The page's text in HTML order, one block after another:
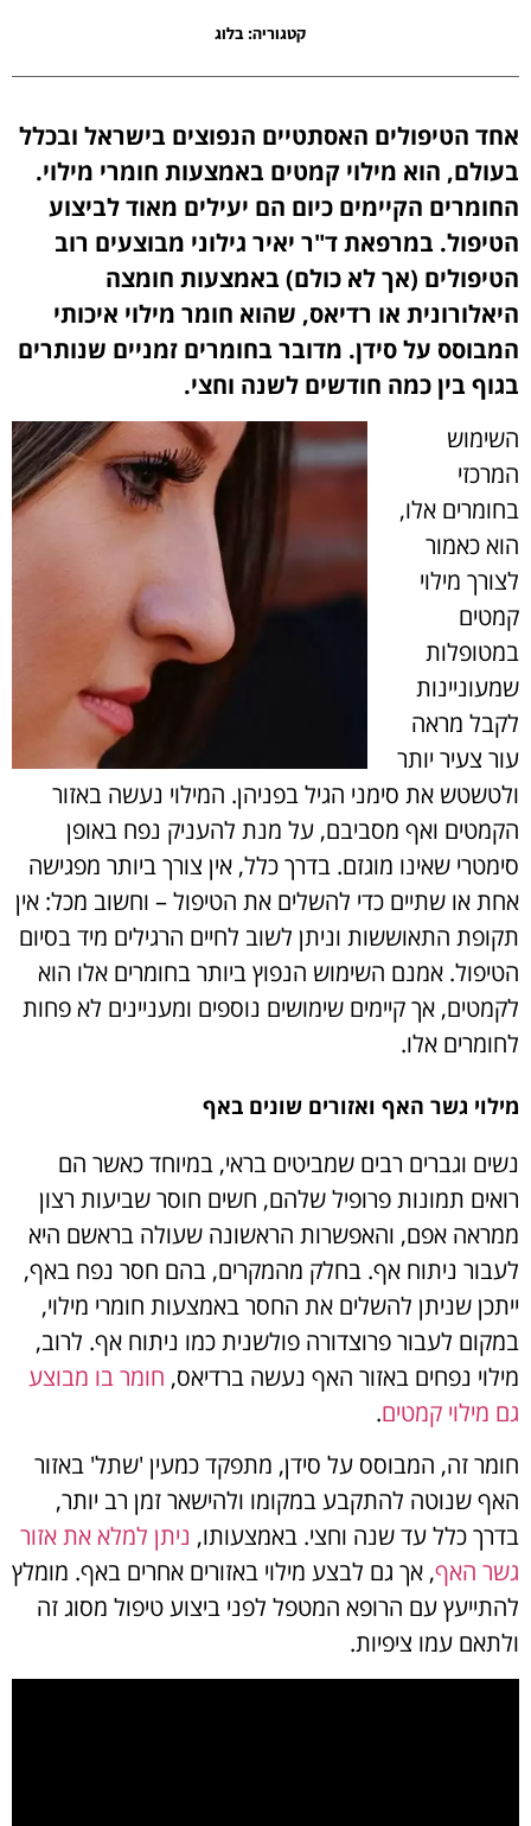
קטגוריה: בלוג
אחד הטיפולים האסתטיים הנפוצים בישראל ובכלל
בעולם, הוא מילוי קמטים באמצעות חומרי מילוי.
החומרים הקיימים כיום הם יעילים מאוד לביצוע
הטיפול. במרפאת ד"ר יאיר גילוני מבוצעים רוב
הטיפולים (אך לא כולם) באמצעות חומצה
היאלורונית או רדיאס, שהוא חומר מילוי איכותי
המבוסס על סידן. מדובר בחומרים זמניים שנותרים
בגוף בין כמה חודשים לשנה וחצי.
השימוש
המרכזי
בחומרים אלו,
הוא כאמור
לצורך מילוי
קמטים
במטופלות
שמעוניינות
לקבל מראה
עור צעיר יותר
ולטשטש את סימני הגיל בפניהן. המילוי נעשה באזור
הקמטים ואף מסביבם, על מנת להעניק נפח באופן
סימטרי שאינו מוגזם. בדרך כלל, אין צורך ביותר מפגישה
אחת או שתיים כדי להשלים את הטיפול – וחשוב מכל: אין
תקופת התאוששות וניתן לשוב לחיים הרגילים מיד בסיום
הטיפול. אמנם השימוש הנפוץ ביותר בחומרים אלו הוא
לקמטים, אך קיימים שימושים נוספים ומעניינים לא פחות
לחומרים אלו.
מילוי גשר האף ואזורים שונים באף
נשים וגברים רבים שמביטים בראי, במיוחד כאשר הם
רואים תמונות פרופיל שלהם, חשים חוסר שביעות רצון
ממראה אפם, והאפשרות הראשונה שעולה בראשם היא
לעבור ניתוח אף. בחלק מהמקרים, בהם חסר נפח באף,
ייתכן שניתן להשלים את החסר באמצעות חומרי מילוי,
במקום לעבור פרוצדורה פולשנית כמו ניתוח אף. לרוב,
מילוי נפחים באזור האף נעשה ברדיאס, חומר בו מבוצע
גם מילוי קמטים.
חומר זה, המבוסס על סידן, מתפקד כמעין 'שתל' באזור
האף שנוטה להתקבע במקומו ולהישאר זמן רב יותר,
בדרך כלל עד שנה וחצי. באמצעותו, ניתן למלא את אזור
גשר האף, אך גם לבצע מילוי באזורים אחרים באף. מומלץ
להתייעץ עם הרופא המטפל לפני ביצוע טיפול מסוג זה
ולתאם עמו ציפיות.